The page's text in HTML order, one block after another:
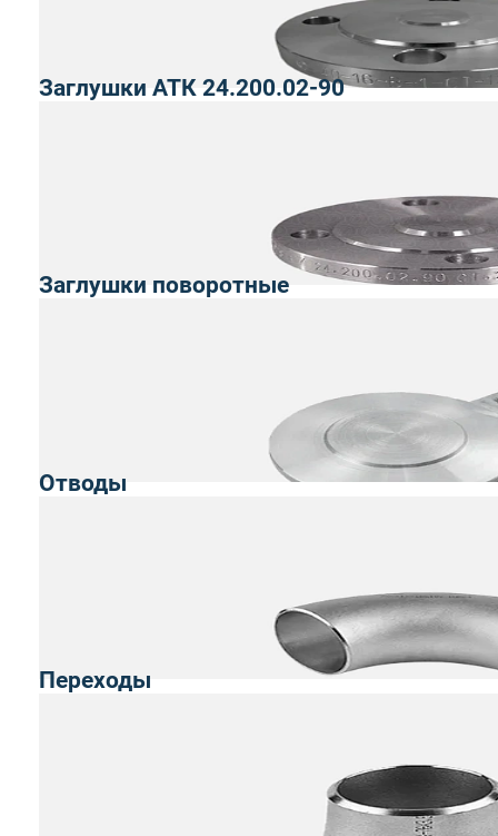
Заглушки АТК 24.200.02-90
Заглушки поворотные
Отводы
Переходы